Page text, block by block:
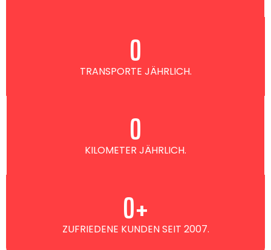
TRANSPORTE JÄHRLICH.
0
KILOMETER JÄHRLICH.
0
ZUFRIEDENE KUNDEN SEIT 2007.
0+